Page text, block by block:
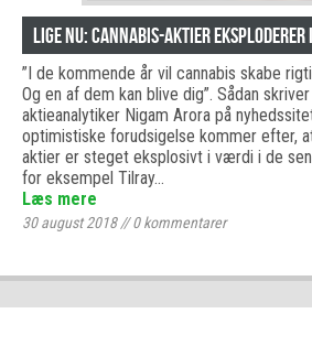
Lige nu: Cannabis-aktier
”I de kommende år vil cannabis skabe
Og en af dem kan blive dig”. Sådan
aktieanalytiker Nigam Arora på
optimistiske forudsigelse kommer efter,
aktier er steget eksplosivt i værdi i de
for eksempel Tilray…
Læs mere
30 august 2018//0kommentarer